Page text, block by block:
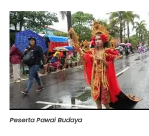
Peserta Pawai Budaya